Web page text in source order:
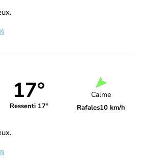
17°
Ressenti 17°
Calme
Rafales10 km/h